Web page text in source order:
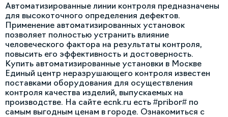
Автоматизированные линии контроля предназначены
для высокоточного определения дефектов.
Применение автоматизированных установок
позволяет полностью устранить влияние
человеческого фактора на результаты контроля,
повысить его эффективность и достоверность.
Купить автоматизированные установки в Москве
Единый центр неразрушающего контроля известен
поставками оборудования для осуществления
контроля качества изделий, выпускаемых на
производстве. На сайте ecnk.ru есть #pribor# по
самым выгодным ценам в городе. Ознакомиться с